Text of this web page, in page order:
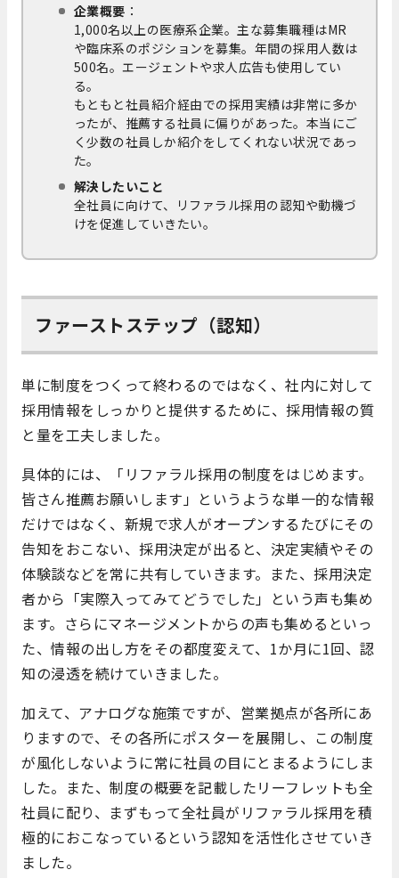
企業概要 ：
1,000名以上の医療系企業。主な募集職種はMR
や臨床系のポジションを募集。年間の採用人数は
500名。エージェントや求人広告も使用してい
る。
もともと社員紹介経由での採用実績は非常に多か
ったが、推薦する社員に偏りがあった。本当にご
く少数の社員しか紹介をしてくれない状況であっ
た。
解決したいこと
全社員に向けて、リファラル採用の認知や動機づ
けを促進していきたい。
ファーストステップ（認知）
単に制度をつくって終わるのではなく、社内に対して
採用情報をしっかりと提供するために、採用情報の質
と量を工夫しました。
具体的には、「リファラル採用の制度をはじめます。
皆さん推薦お願いします」というような単一的な情報
だけではなく、新規で求人がオープンするたびにその
告知をおこない、採用決定が出ると、決定実績やその
体験談などを常に共有していきます。また、採用決定
者から「実際入ってみてどうでした」という声も集め
ます。さらにマネージメントからの声も集めるといっ
た、情報の出し方をその都度変えて、1か月に1回、認
知の浸透を続けていきました。
加えて、アナログな施策ですが、営業拠点が各所にあ
りますので、その各所にポスターを展開し、この制度
が風化しないように常に社員の目にとまるようにしま
した。また、制度の概要を記載したリーフレットも全
社員に配り、まずもって全社員がリファラル採用を積
極的におこなっているという認知を活性化させていき
ました。